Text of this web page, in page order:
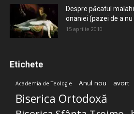
Despre păcatul
onaniei (pazei de a nu
15 aprilie 2010
Etichete
Academia de Teologie Anul nou avort
Biserica Ortodoxă